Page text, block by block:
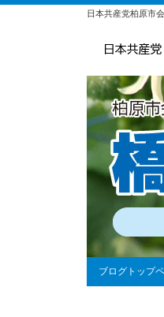
日本共産党柏原市
ブログトップ